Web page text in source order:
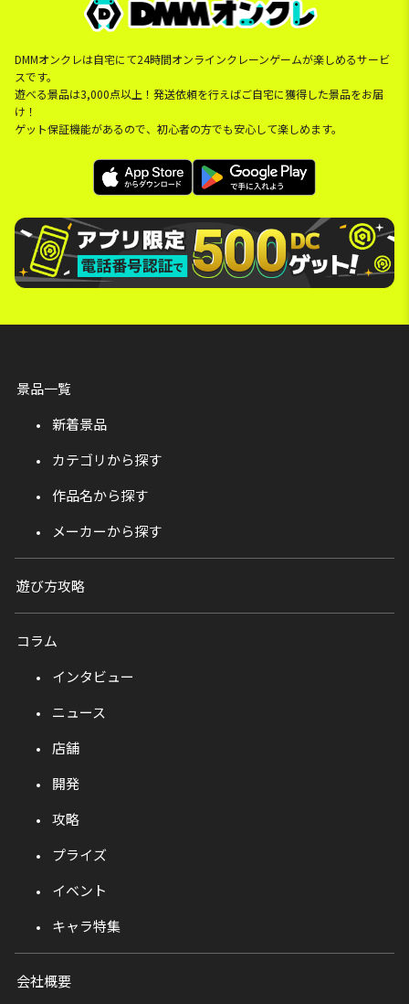
DMMオンクレは自宅にて24時間オンラインクレーンゲームが楽しめるサービ
スです。
遊べる景品は3,000点以上！発送依頼を行えばご自宅に獲得した景品をお届
け！
ゲット保証機能があるので、初心者の方でも安心して楽しめます。
景品一覧
新着景品
カテゴリから探す
作品名から探す
メーカーから探す
遊び方攻略
コラム
インタビュー
ニュース
店舗
開発
攻略
プライズ
イベント
キャラ特集
会社概要